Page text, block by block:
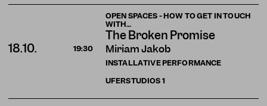
OPEN SPACES - HOW TO GET IN TOUCH
WITH…
The Broken Promise
Miriam Jakob
INSTALLATIVE PERFORMANCE
18.10. 19:30
UFERSTUDIOS1